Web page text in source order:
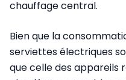
chauffage central.
Bien que la
serviettes électriques
que celle des appareils